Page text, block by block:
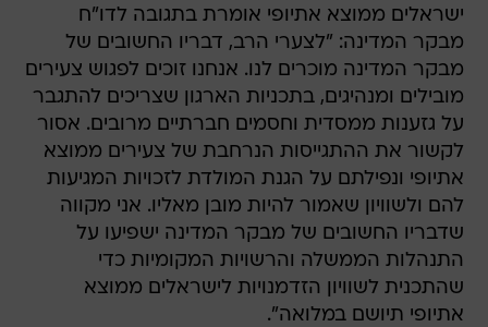
ישראלים ממוצא אתיופי אומרת בתגובה לדו"ח
מבקר המדינה: "לצערי הרב, דבריו החשובים של
מבקר המדינה מוכרים לנו. אנחנו זוכים לפגוש צעירים
מובילים ומנהיגים, בתכניות הארגון שצריכים להתגבר
על גזענות ממסדית וחסמים חברתיים מרובים. אסור
לקשור את ההתגייסות הנרחבת של צעירים ממוצא
אתיופי ונפילתם על הגנת המולדת לזכויות המגיעות
להם ולשוויון שאמור להיות מובן מאליו. אני מקווה
שדבריו החשובים של מבקר המדינה ישפיעו על
התנהלות הממשלה והרשויות המקומיות כדי
שהתכנית לשוויון הזדמנויות לישראלים ממוצא
אתיופי תיושם במלואה".